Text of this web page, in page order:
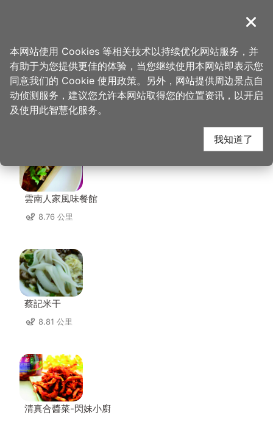
導覽
首页 > 想去的地方 > 住宿 > 嘉仕特饭店
嘉仕特饭店 周边店家
雲南人家風味餐館
8.76 公里
蔡記米干
8.81 公里
清真合醬菜-閃妹小廚
关闭
本网站使用 Cookies 等相关技术以持续优化网站服务，并
有助于为您提供更佳的体验，当您继续使用本网站即表示您
同意我们的 Cookie 使用政策。另外，网站提供周边景点自
动侦测服务，建议您允许本网站取得您的位置资讯，以开启
及使用此智慧化服务。
我知道了